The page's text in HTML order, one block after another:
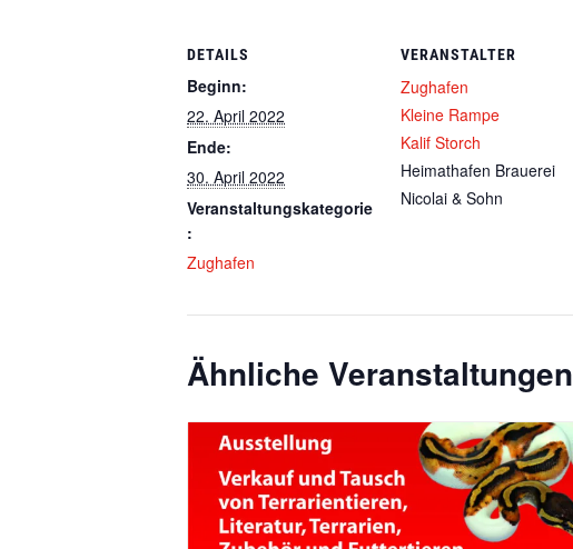
o
t
o
V
i
e
w
DETAILS
Beginn:
22. April 2022
Ende:
30. April 2022
Veranstaltungskategorie
:
Zughafen
VERANSTALTER
Zughafen
Kleine Rampe
Kalif Storch
Heimathafen Brauerei
Nicolai & Sohn
Ähnliche Veranstaltungen